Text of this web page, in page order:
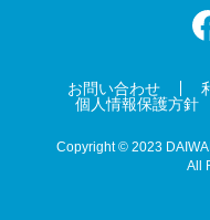
お問い合わせ
個人情報保護方針
Copyright © 2023
All